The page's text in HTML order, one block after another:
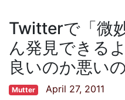
Twitterで「微
ん発見できる
良いのか悪い
Mutter April 27, 2011